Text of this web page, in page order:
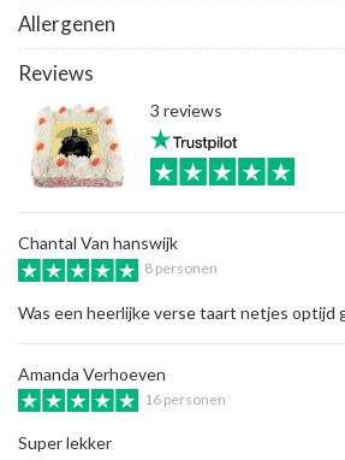
Allergenen
Reviews
3 reviews
Chantal Van hanswijk
8 personen
Was een heerlijke verse taart netjes optijd
Amanda Verhoeven
16 personen
Super lekker